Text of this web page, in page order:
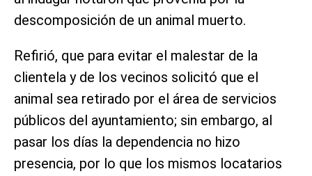
descomposición de un animal muerto.
Refirió, que para evitar el malestar de la
clientela y de los vecinos solicitó que el
animal sea retirado por el área de servicios
públicos del ayuntamiento; sin embargo, al
pasar los días la dependencia no hizo
presencia, por lo que los mismos locatarios